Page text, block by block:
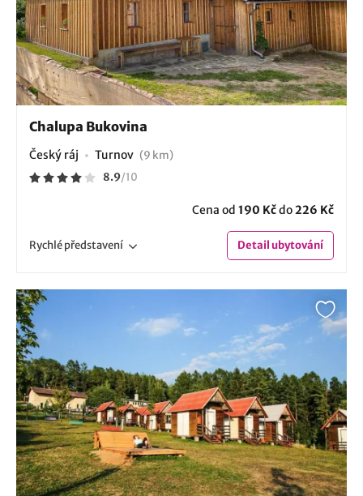
Chalupa Bukovina
Český ráj Turnov (9 km)
8.9/10
Cena od 190 Kčdo226 Kč
Rychlépředstavení Detailubytování